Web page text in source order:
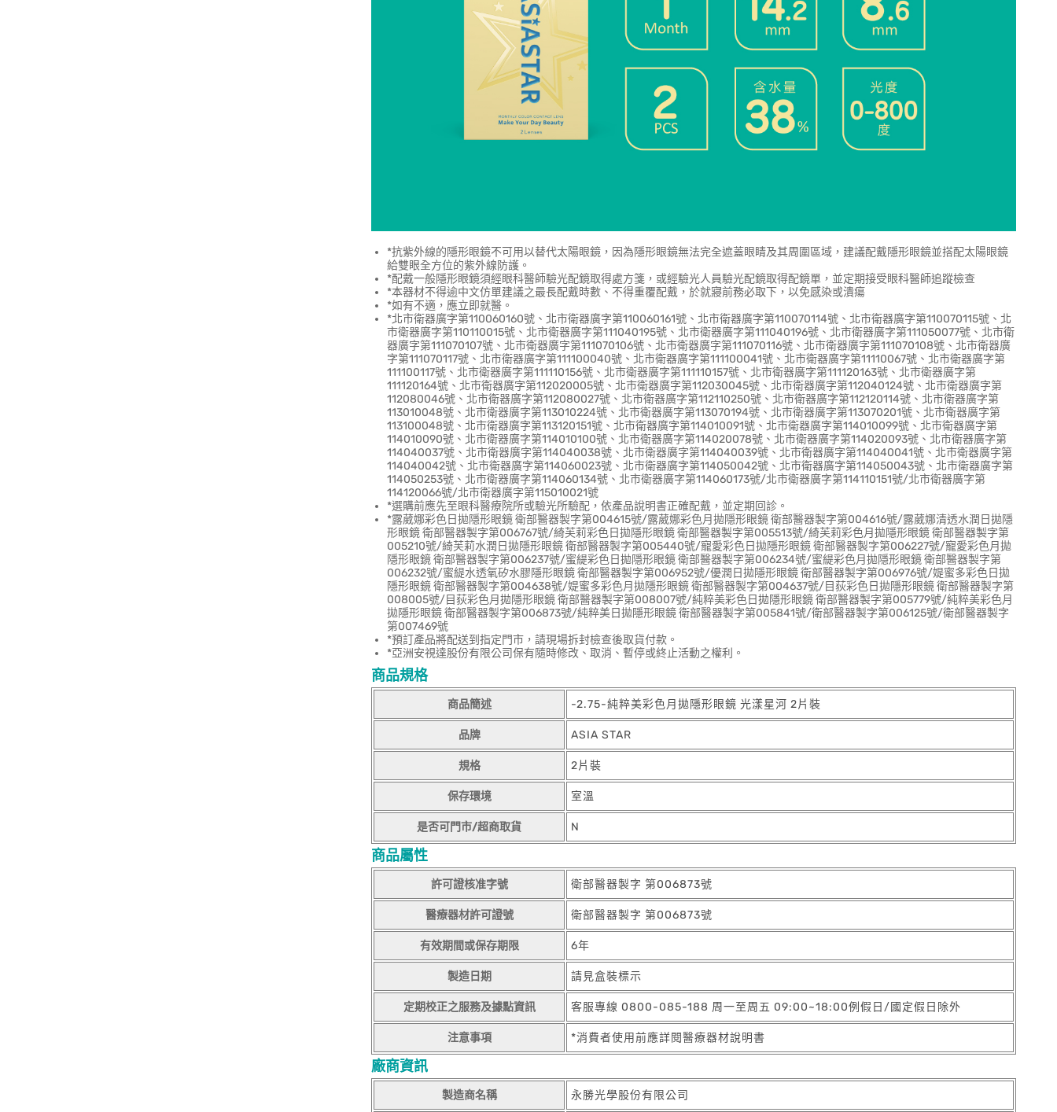
*抗紫外線的隱形眼鏡不可用以替代太陽眼鏡，因為隱形眼鏡無法完全遮蓋眼睛及其周圍區域，建議配戴隱形眼鏡並搭配太陽眼鏡
給雙眼全方位的紫外線防護。
*配戴一般隱形眼鏡須經眼科醫師驗光配鏡取得處方箋，或經驗光人員驗光配鏡取得配鏡單，並定期接受眼科醫師追蹤檢查
*本器材不得逾中文仿單建議之最長配戴時數、不得重覆配戴，於就寢前務必取下，以免感染或潰瘍
*如有不適，應立即就醫。
*北市衛器廣字第110060160號、北市衛器廣字第110060161號、北市衛器廣字第110070114號、北市衛器廣字第110070115號、北
市衛器廣字第110110015號、北市衛器廣字第111040195號、北市衛器廣字第111040196號、北市衛器廣字第111050077號、北市衛
器廣字第111070107號、北市衛器廣字第111070106號、北市衛器廣字第111070116號、北市衛器廣字第111070108號、北市衛器廣
字第111070117號、北市衛器廣字第111100040號、北市衛器廣字第111100041號、北市衛器廣字第11110067號、北市衛器廣字第
111100117號、北市衛器廣字第111110156號、北市衛器廣字第111110157號、北市衛器廣字第111120163號、北市衛器廣字第
111120164號、北市衛器廣字第112020005號、北市衛器廣字第112030045號、北市衛器廣字第112040124號、北市衛器廣字第
112080046號、北市衛器廣字第112080027號、北市衛器廣字第112110250號、北市衛器廣字第112120114號、北市衛器廣字第
113010048號、北市衛器廣字第113010224號、北市衛器廣字第113070194號、北市衛器廣字第113070201號、北市衛器廣字第
113100048號、北市衛器廣字第113120151號、北市衛器廣字第114010091號、北市衛器廣字第114010099號、北市衛器廣字第
114010090號、北市衛器廣字第114010100號、北市衛器廣字第114020078號、北市衛器廣字第114020093號、北市衛器廣字第
114040037號、北市衛器廣字第114040038號、北市衛器廣字第114040039號、北市衛器廣字第114040041號、北市衛器廣字第
114040042號、北市衛器廣字第114060023號、北市衛器廣字第114050042號、北市衛器廣字第114050043號、北市衛器廣字第
114050253號、北市衛器廣字第114060134號、北市衛器廣字第114060173號/北市衛器廣字第114110151號/北市衛器廣字第
114120066號/北市衛器廣字第115010021號
*選購前應先至眼科醫療院所或驗光所驗配，依產品說明書正確配戴，並定期回診。
*露葳娜彩色日拋隱形眼鏡 衛部醫器製字第004615號/露葳娜彩色月拋隱形眼鏡 衛部醫器製字第004616號/露葳娜清透水潤日拋隱
形眼鏡 衛部醫器製字第006767號/綺芙莉彩色日拋隱形眼鏡 衛部醫器製字第005513號/綺芙莉彩色月拋隱形眼鏡 衛部醫器製字第
005210號/綺芙莉水潤日拋隱形眼鏡 衛部醫器製字第005440號/寵愛彩色日拋隱形眼鏡 衛部醫器製字第006227號/寵愛彩色月拋
隱形眼鏡 衛部醫器製字第006237號/蜜緹彩色日拋隱形眼鏡 衛部醫器製字第006234號/蜜緹彩色月拋隱形眼鏡 衛部醫器製字第
006232號/蜜緹水透氧矽水膠隱形眼鏡 衛部醫器製字第006952號/優潤日拋隱形眼鏡 衛部醫器製字第006976號/媞蜜多彩色日拋
隱形眼鏡 衛部醫器製字第004638號/媞蜜多彩色月拋隱形眼鏡 衛部醫器製字第004637號/目荻彩色日拋隱形眼鏡 衛部醫器製字第
008005號/目荻彩色月拋隱形眼鏡 衛部醫器製字第008007號/純粹美彩色日拋隱形眼鏡 衛部醫器製字第005779號/純粹美彩色月
拋隱形眼鏡 衛部醫器製字第006873號/純粹美日拋隱形眼鏡 衛部醫器製字第005841號/衛部醫器製字第006125號/衛部醫器製字
第007469號
*預訂產品將配送到指定門市，請現場拆封檢查後取貨付款。
*亞洲安視達股份有限公司保有隨時修改、取消、暫停或終止活動之權利。
商品規格
商品簡述 -2.75-純粹美彩色月拋隱形眼鏡 光漾星河 2片裝
品牌 ASIA STAR
規格 2片裝
保存環境 室溫
是否可門市/超商取貨 N
商品屬性
許可證核准字號 衛部醫器製字 第006873號
醫療器材許可證號 衛部醫器製字 第006873號
有效期間或保存期限 6年
製造日期 請見盒裝標示
定期校正之服務及據點資訊 客服專線 0800-085-188 周一至周五 09:00~18:00例假日/國定假日除外
注意事項 *消費者使用前應詳閱醫療器材說明書
廠商資訊
製造商名稱 永勝光學股份有限公司